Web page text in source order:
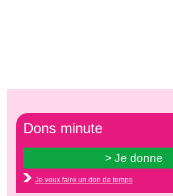
Dons minute
Je veux faire un don de temps